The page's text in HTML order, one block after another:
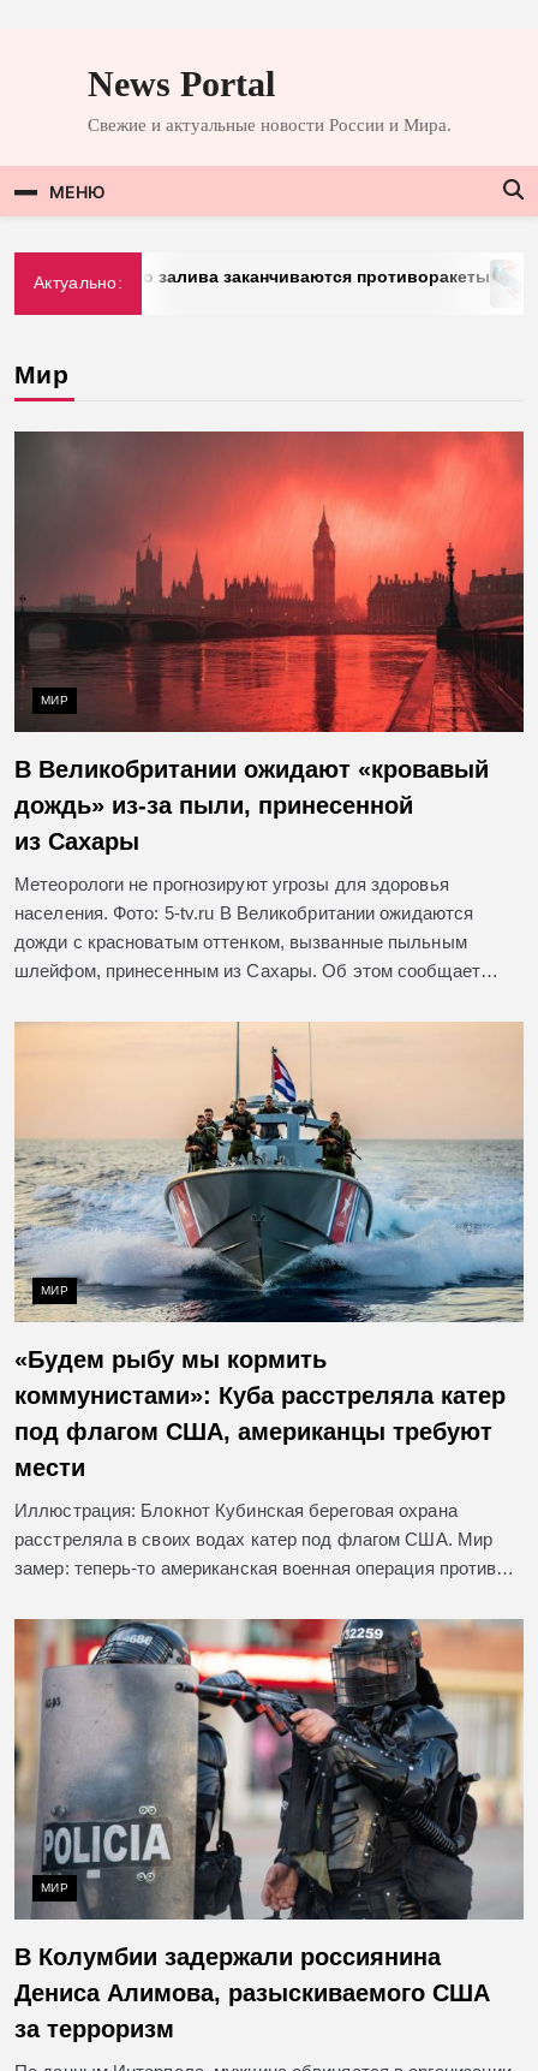
содержимомуNews Portal
Свежие и актуальные новости России и Мира.
МЕНЮ
Актуально:залива заканчиваются противоракеты
Мир
МИР
В Великобритании ожидают «кровавый
дождь» из-за пыли, принесенной
из Сахары
Метеорологи не прогнозируют угрозы для здоровья
населения. Фото: 5-tv.ru В Великобритании ожидаются
дожди с красноватым оттенком, вызванные пыльным
шлейфом, принесенным из Сахары. Об этом сообщает…
МИР
«Будем рыбу мы кормить
коммунистами»: Куба расстреляла катер
под флагом США, американцы требуют
мести
Иллюстрация: Блокнот Кубинская береговая охрана
расстреляла в своих водах катер под флагом США. Мир
замер: теперь-то американская военная операция против…
МИР
В Колумбии задержали россиянина
Дениса Алимова, разыскиваемого США
за терроризм